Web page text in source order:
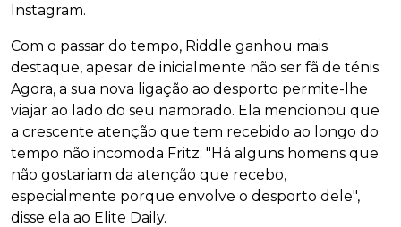
Instagram.
Com o passar do tempo, Riddle ganhou mais
destaque, apesar de inicialmente não ser fã de ténis.
Agora, a sua nova ligação ao desporto permite-lhe
viajar ao lado do seu namorado. Ela mencionou que
a crescente atenção que tem recebido ao longo do
tempo não incomoda Fritz: "Há alguns homens que
não gostariam da atenção que recebo,
especialmente porque envolve o desporto dele",
disse ela ao Elite Daily.